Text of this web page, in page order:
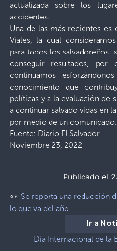
actualizada sobre los
accidentes.
Una de las más recientes es
Viales, la cual
para todos los salvadoreños.
conseguir resultados, por
continuamos
conocimiento que
políticas y a la evaluación de
a continuar salvado vidas en
por medio de un comunicado.
Fuente: Diario El Salvador
Noviembre 23, 2022
Publicado el
«« Se reporta una reducción
lo que va del año
Ir a
Día Internacional de la